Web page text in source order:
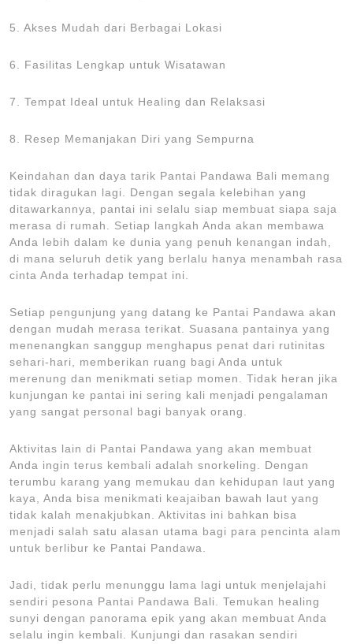
5. Akses Mudah dari Berbagai Lokasi
6. Fasilitas Lengkap untuk Wisatawan
7. Tempat Ideal untuk Healing dan Relaksasi
8. Resep Memanjakan Diri yang Sempurna
Keindahan dan daya tarik Pantai Pandawa Bali memang
tidak diragukan lagi. Dengan segala kelebihan yang
ditawarkannya, pantai ini selalu siap membuat siapa saja
merasa di rumah. Setiap langkah Anda akan membawa
Anda lebih dalam ke dunia yang penuh kenangan indah,
di mana seluruh detik yang berlalu hanya menambah rasa
cinta Anda terhadap tempat ini.
Setiap pengunjung yang datang ke Pantai Pandawa akan
dengan mudah merasa terikat. Suasana pantainya yang
menenangkan sanggup menghapus penat dari rutinitas
sehari-hari, memberikan ruang bagi Anda untuk
merenung dan menikmati setiap momen. Tidak heran jika
kunjungan ke pantai ini sering kali menjadi pengalaman
yang sangat personal bagi banyak orang.
Aktivitas lain di Pantai Pandawa yang akan membuat
Anda ingin terus kembali adalah snorkeling. Dengan
terumbu karang yang memukau dan kehidupan laut yang
kaya, Anda bisa menikmati keajaiban bawah laut yang
tidak kalah menakjubkan. Aktivitas ini bahkan bisa
menjadi salah satu alasan utama bagi para pencinta alam
untuk berlibur ke Pantai Pandawa.
Jadi, tidak perlu menunggu lama lagi untuk menjelajahi
sendiri pesona Pantai Pandawa Bali. Temukan healing
sunyi dengan panorama epik yang akan membuat Anda
selalu ingin kembali. Kunjungi dan rasakan sendiri